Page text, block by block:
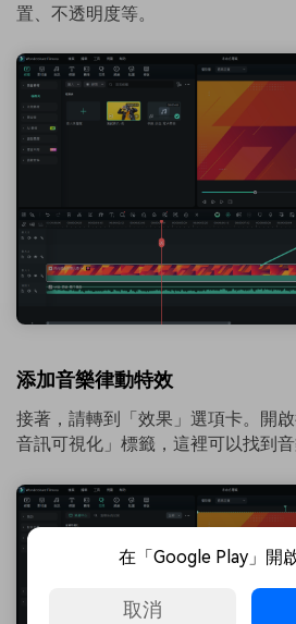
置、不透明度等。
添加音樂律動特效
接著，請轉到「效果」選項卡。開
音訊可視化」標籤，這裡可以找到音
在「Google Play」開
取消